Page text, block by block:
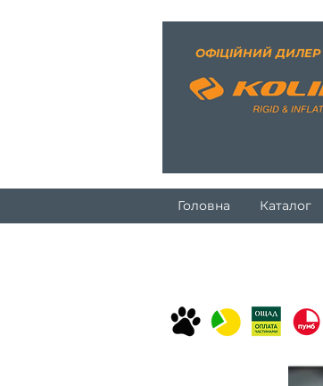
ОФІЦІЙНИЙ ДИЛЕР
Головна Каталог